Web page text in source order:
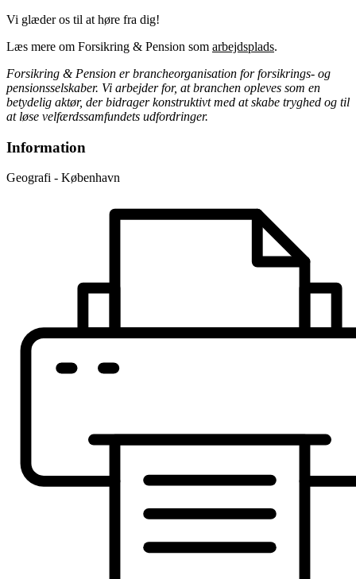
Vi glæder os til at høre fra dig!
Læs mere om Forsikring & Pension som arbejdsplads.
Forsikring & Pension er brancheorganisation for forsikrings- og
pensionsselskaber. Vi arbejder for, at branchen opleves som en
betydelig aktør, der bidrager konstruktivt med at skabe tryghed og til
at løse velfærdssamfundets udfordringer.
Information
Geografi - København